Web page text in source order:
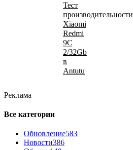
Тест
производительности
Xiaomi
Redmi
9C
2/32Gb
в
Antutu
Реклама
Все категории
Обновление583
Новости386